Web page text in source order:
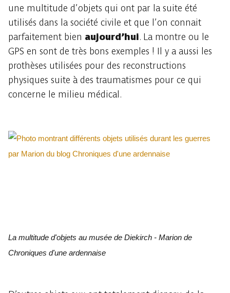
une multitude d’objets qui ont par la suite été
utilisés dans la société civile et que l’on connait
parfaitement bien aujourd’hui. La montre ou le
GPS en sont de très bons exemples ! Il y a aussi les
prothèses utilisées pour des reconstructions
physiques suite à des traumatismes pour ce qui
concerne le milieu médical.
La multitude d'objets au musée de Diekirch - Marion de
Chroniques d'une ardennaise